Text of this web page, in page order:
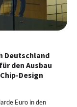
Deutschland
den Ausbau
Design
Euro in den